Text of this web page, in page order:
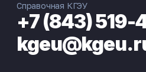
Справочная КГЭУ
+7 (843) 519-